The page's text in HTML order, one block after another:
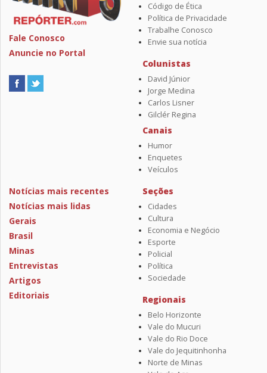
Fale Conosco
Anuncie no Portal
Código de Ética
Política de Privacidade
Trabalhe Conosco
Envie sua notícia
Colunistas
David Júnior
Jorge Medina
Carlos Lisner
Gilclér Regina
Canais
Humor
Enquetes
Veículos
Notícias mais recentes
Notícias mais lidas
Gerais
Brasil
Minas
Entrevistas
Artigos
Editoriais
Seções
Cidades
Cultura
Economia e Negócio
Esporte
Policial
Política
Sociedade
Regionais
Belo Horizonte
Vale do Mucuri
Vale do Rio Doce
Vale do Jequitinhonha
Norte de Minas